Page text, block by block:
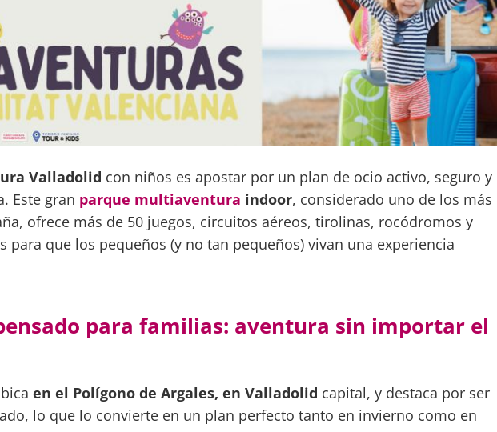
Valladolid con niños es apostar por un plan de ocio activo, seguro y
Este gran parque multiaventura indoor, considerado uno de los más
ofrece más de 50 juegos, circuitos aéreos, tirolinas, rocódromos y
para que los pequeños (y no tan pequeños) vivan una experiencia
para familias: aventura sin importar el
en el Polígono de Argales, en Valladolid capital, y destaca por ser
lo que lo convierte en un plan perfecto tanto en invierno como en